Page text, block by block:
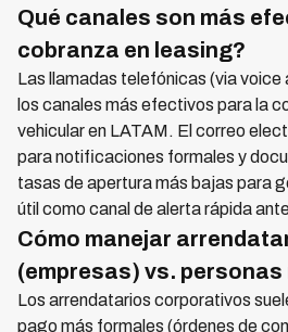
Qué canales son más
cobranza en leasing?
Las llamadas telefónicas (via
los canales más efectivos para la
vehicular en LATAM. El correo
para notificaciones formales y
tasas de apertura más bajas para
útil como canal de alerta rápida
Cómo manejar
(empresas) vs.
Los arrendatarios corporativos
pago más formales (órdenes de